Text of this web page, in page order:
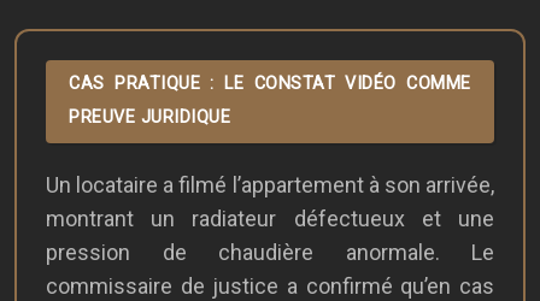
CAS PRATIQUE : LE CONSTAT VIDÉO COMME
PREUVE JURIDIQUE
Un locataire a filmé l’appartement à son arrivée,
montrant un radiateur défectueux et une
pression de chaudière anormale. Le
commissaire de justice a confirmé qu’en cas